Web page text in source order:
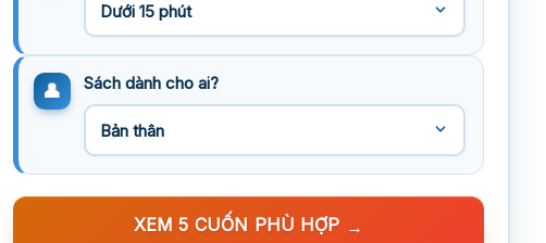
Sách dành cho ai?
XEM 5 CUỐN PHÙ HỢP →